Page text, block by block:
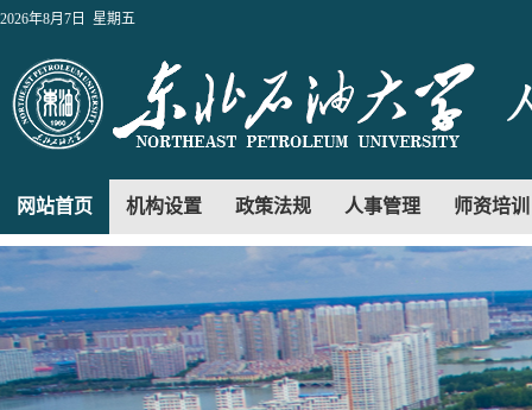
2026年8月7日 星期五
网站首页 机构设置 政策法规 人事管理 师资培训